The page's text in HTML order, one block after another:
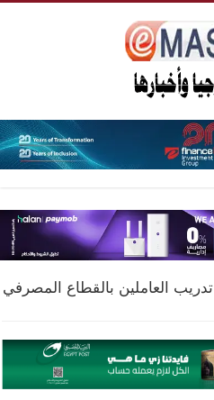
تدريب العاملين بالقطاع المصرفي